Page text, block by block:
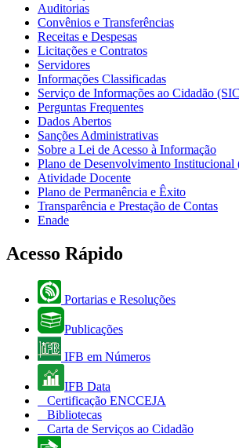
Auditorias
Convênios e Transferências
Receitas e Despesas
Licitações e Contratos
Servidores
Informações Classificadas
Serviço de Informações ao Cidadão
Perguntas Frequentes
Dados Abertos
Sanções Administrativas
Sobre a Lei de Acesso à Informação
Plano de Desenvolvimento Institucional
Atividade Docente
Plano de Permanência e Êxito
Transparência e Prestação de Contas
Enade
Acesso Rápido
Portarias e Resoluções
Publicações
IFB em Números
IFB Data
Certificação ENCCEJA
Bibliotecas
Carta de Serviços ao Cidadão